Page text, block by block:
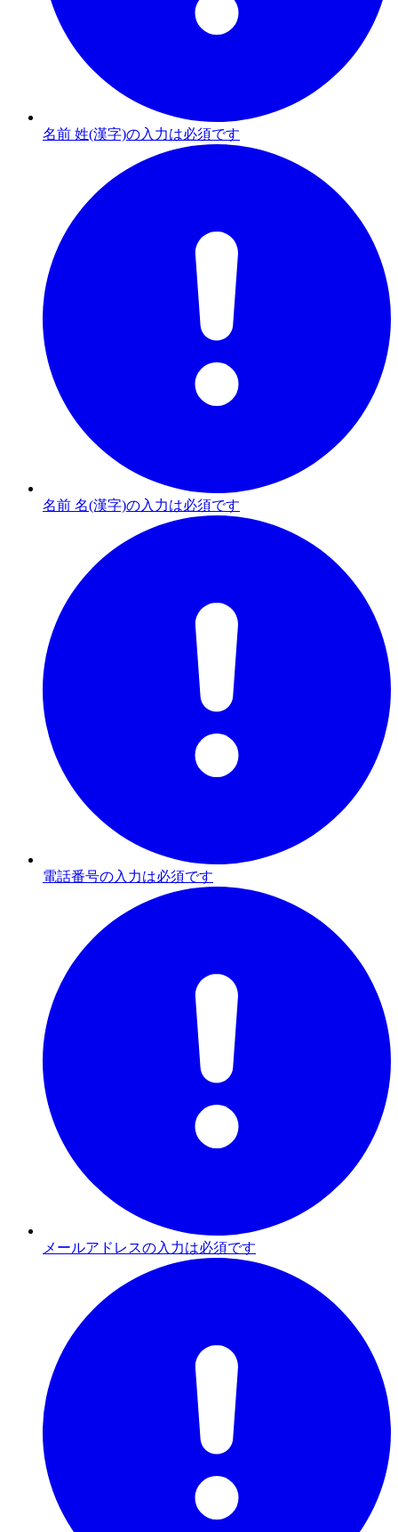
名前 姓(漢字)の入力は必須です
名前 名(漢字)の入力は必須です
電話番号の入力は必須です
メールアドレスの入力は必須です